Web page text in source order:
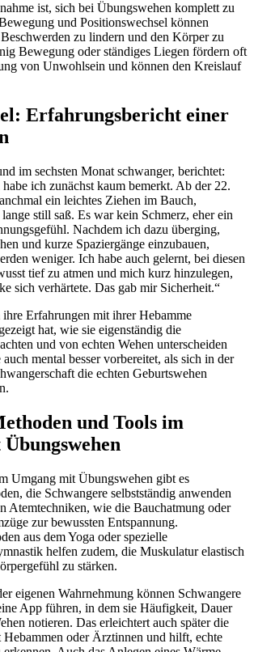
ist, sich bei Übungswehen komplett zu
und Positionswechsel können
zu lindern und den Körper zu
Bewegung oder ständiges Liegen fördern oft
von Unwohlsein und können den Kreislauf
Erfahrungsbericht einer
im sechsten Monat schwanger, berichtet:
ich zunächst kaum bemerkt. Ab der 22.
ein leichtes Ziehen im Bauch,
still saß. Es war kein Schmerz, eher ein
Nachdem ich dazu überging,
und kurze Spaziergänge einzubauen,
weniger. Ich habe auch gelernt, bei diesen
tief zu atmen und mich kurz hinzulegen,
sich verhärtete. Das gab mir Sicherheit.“
Erfahrungen mit ihrer Hebamme
hat, wie sie eigenständig die
und von echten Wehen unterscheiden
mental besser vorbereitet, als sich in der
die echten Geburtswehen
und Tools im
Umgang mit Übungswehen gibt es
die Schwangere selbstständig anwenden
Atemtechniken, wie die Bauchatmung oder
zur bewussten Entspannung.
aus dem Yoga oder spezielle
helfen zudem, die Muskulatur elastisch
zu stärken.
eigenen Wahrnehmung können Schwangere
App führen, in dem sie Häufigkeit, Dauer
notieren. Das erleichtert auch später die
oder Ärztinnen und hilft, echte